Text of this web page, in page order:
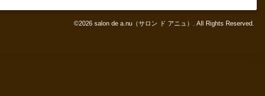
©2026 salon de a.nu（サロン ド アニュ） . All Rights Reserved.